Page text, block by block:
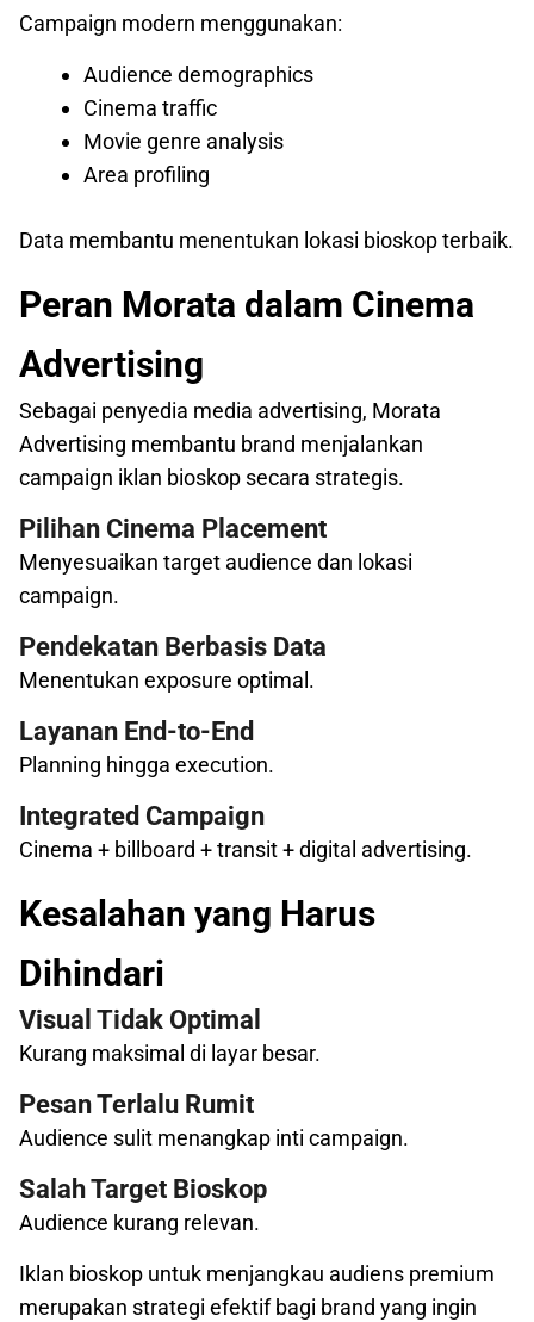
Campaign modern menggunakan:
Audience demographics
Cinema traffic
Movie genre analysis
Area profiling
Data membantu menentukan lokasi bioskop terbaik.
Peran Morata dalam Cinema
Advertising
Sebagai penyedia media advertising, Morata
Advertising membantu brand menjalankan
campaign iklan bioskop secara strategis.
Pilihan Cinema Placement
Menyesuaikan target audience dan lokasi
campaign.
Pendekatan Berbasis Data
Menentukan exposure optimal.
Layanan End-to-End
Planning hingga execution.
Integrated Campaign
Cinema + billboard + transit + digital advertising.
Kesalahan yang Harus
Dihindari
Visual Tidak Optimal
Kurang maksimal di layar besar.
Pesan Terlalu Rumit
Audience sulit menangkap inti campaign.
Salah Target Bioskop
Audience kurang relevan.
Iklan bioskop untuk menjangkau audiens premium
merupakan strategi efektif bagi brand yang ingin